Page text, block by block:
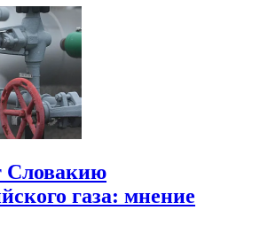
Словакию
газа: мнение